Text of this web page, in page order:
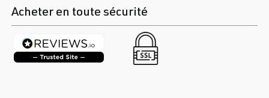
Acheter en toute sécurité